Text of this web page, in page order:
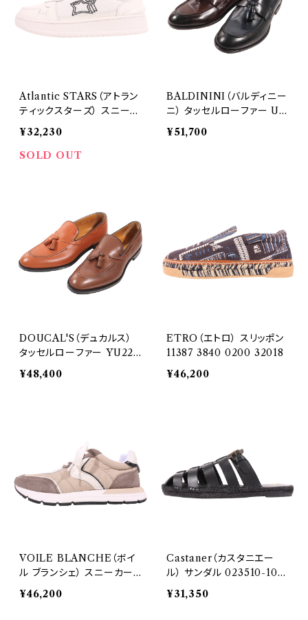
Atlantic STARS（アトラン
ティックスターズ） スニーカ
ー HOKUTOC TOTW-
AS10 31390
¥32,230
SOLD OUT
BALDININI（バルディニー
ニ） タッセルローファー U3
F019P0VITE1500 31713
¥51,700
DOUCAL'S（デュカルス）
タッセルローファー YU224
6ROMAVITELLO 31774
¥48,400
ETRO（エトロ） スリッポン
11387 3840 0200 32018
¥46,200
VOILE BLANCHE（ボイ
ル ブランシェ） スニーカー
0012018361141E7941 34
835
¥46,200
Castaner（カスタニエー
ル） サンダル 023510-100
34838
¥31,350